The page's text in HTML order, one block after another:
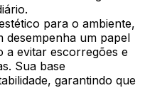
para o ambiente,
desempenha um papel
a evitar escorregões e
Sua base
garantindo que